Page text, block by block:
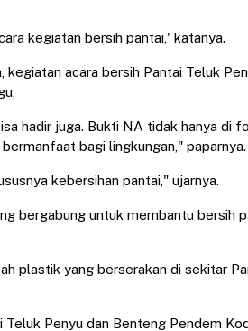
kegiatan bersih pantai,' katanya.
acara bersih Pantai Teluk
hadir juga. Bukti NA tidak hanya di
bagi lingkungan," paparnya.
kebersihan pantai," ujarnya.
bergabung untuk membantu bersih
plastik yang berserakan di sekitar
Penyu dan Benteng Pendem